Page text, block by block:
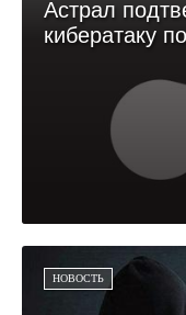
Астрал
кибератаку
НОВОСТЬ